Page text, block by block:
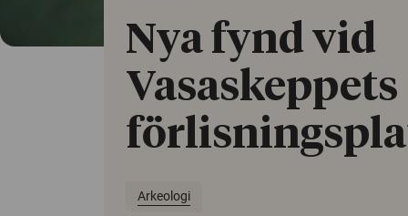
Nya fynd vid
Vasaskeppets
Arkeologi